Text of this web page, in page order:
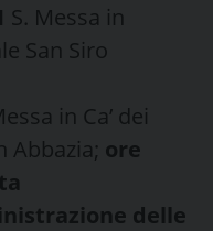
S. Messa in
San Siro
in Ca’ dei
Abbazia; ore
delle